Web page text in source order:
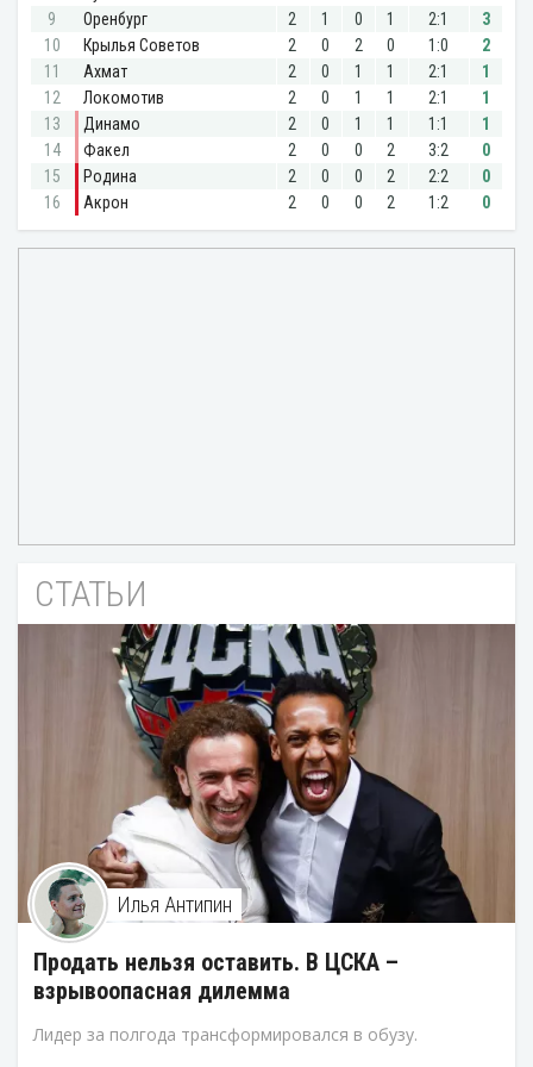
СТАТЬИ
Илья Антипин
Продать нельзя оставить. В ЦСКА –
взрывоопасная дилемма
Лидер за полгода трансформировался в обузу.